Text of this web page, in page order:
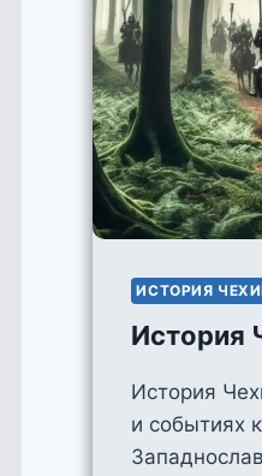
ИСТОРИЯ
История
История
и событиях